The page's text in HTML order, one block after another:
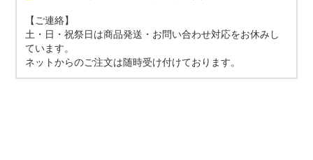
【ご連絡】
土・日・祝祭日は商品発送・お問い合わせ対応をお休みし
ています。
ネットからのご注文は随時受け付けております。